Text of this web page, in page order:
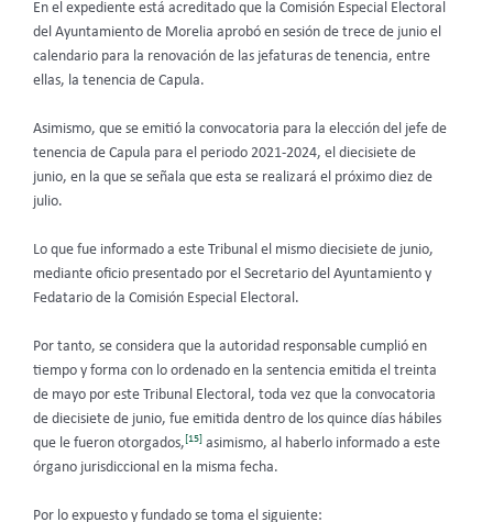
En el expediente está acreditado que la Comisión Especial Electoral
del Ayuntamiento de Morelia aprobó en sesión de trece de junio el
calendario para la renovación de las jefaturas de tenencia, entre
ellas, la tenencia de Capula.
Asimismo, que se emitió la convocatoria para la elección del jefe de
tenencia de Capula para el periodo 2021-2024, el diecisiete de
junio, en la que se señala que esta se realizará el próximo diez de
julio.
Lo que fue informado a este Tribunal el mismo diecisiete de junio,
mediante oficio presentado por el Secretario del Ayuntamiento y
Fedatario de la Comisión Especial Electoral.
Por tanto, se considera que la autoridad responsable cumplió en
tiempo y forma con lo ordenado en la sentencia emitida el treinta
de mayo por este Tribunal Electoral, toda vez que la convocatoria
de diecisiete de junio, fue emitida dentro de los quince días hábiles
que le fueron otorgados,[15] asimismo, al haberlo informado a este
órgano jurisdiccional en la misma fecha.
Por lo expuesto y fundado se toma el siguiente: